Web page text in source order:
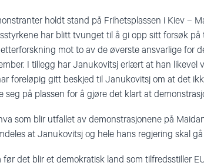
holdt stand på Frihetsplassen i Kiev –
har blitt tvunget til å gi opp sitt forsøk
mot to av de øverste ansvarlige for
I tillegg har Janukovitsj erlært at han likevel
foreløpig gitt beskjed til Janukovitsj om at det
seg på plassen for å gjøre det klart at
som blir utfallet av demonstrasjonene på
at Janukovitsj og hele hans regjering skal
før det blir et demokratisk land som tilfredsstiller